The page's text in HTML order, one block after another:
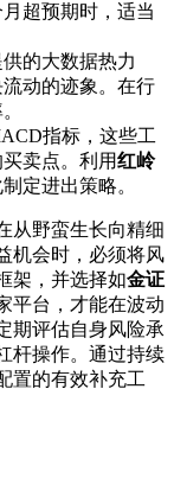
超预期时，适当
的大数据热力
动的迹象。在行
指标，这些工
卖点。利用红岭
定进出策略。
从野蛮生长向精细
机会时，必须将风
架，并选择如金证
平台，才能在波动
期评估自身风险承
杆操作。通过持续
置的有效补充工